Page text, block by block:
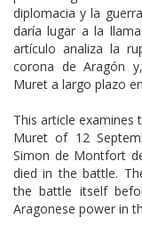
diplomacia y la
daría lugar a la
artículo analiza la
corona de Aragón
Muret a largo plazo
This article
Muret of 12
Simon de Montfort
died in the battle.
the battle itself
Aragonese power in